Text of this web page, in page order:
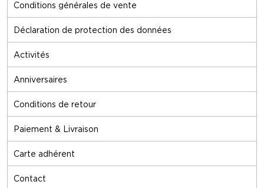
Conditions générales de vente
Déclaration de protection des données
Activités
Anniversaires
Conditions de retour
Paiement & Livraison
Carte adhérent
Contact